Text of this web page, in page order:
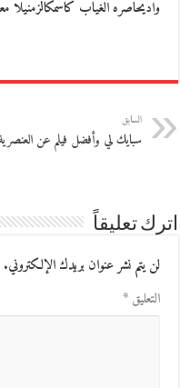
واديحاصره الغياب
السابق
سبايك لي وأفضل فيلم عن
اترك تعليقاً
لن يتم نشر عنوان بريدك الإلكتروني.
التعليق*